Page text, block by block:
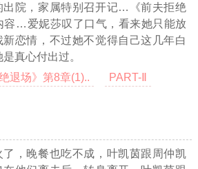
院，家属特别召开记…《前夫拒绝
容… 爱妮莎叹了口气，看来她只能放
恋情，不过她不觉得自己这几年白
真心付出过。
退场》第8章(1)..
PART-Ⅱ
了，晚餐也吃不成，叶凯茵跟周仲凯